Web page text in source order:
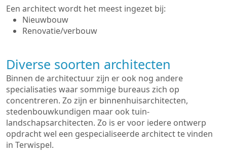
Een architect wordt het meest ingezet bij:
Nieuwbouw
Renovatie/verbouw
Diverse soorten architecten
Binnen de architectuur zijn er ook nog andere
specialisaties waar sommige bureaus zich op
concentreren. Zo zijn er binnenhuisarchitecten,
stedenbouwkundigen maar ook tuin-
landschapsarchitecten. Zo is er voor iedere ontwerp
opdracht wel een gespecialiseerde architect te vinden
in Terwispel.